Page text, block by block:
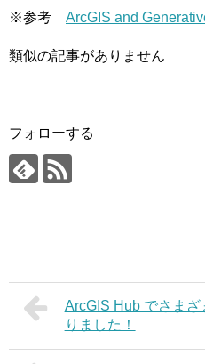
※参考 ArcGIS and
類似の記事がありません
フォローする
ArcGIS Hub でさま
りました！